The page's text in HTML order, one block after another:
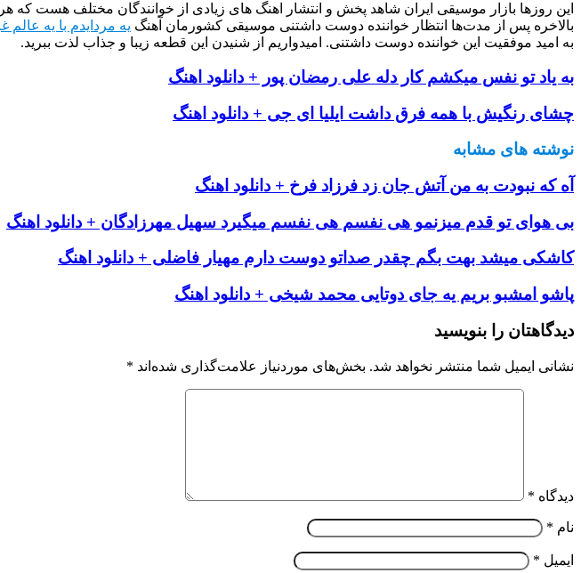
این روزها بازار موسیقی ایران شاهد پخش و انتشار اهنگ های زیادی از خوانندگان مختلف هست که
بالاخره پس از مدت‌ها انتظار خواننده دوست داشتنی موسیقی کشورمان آهنگ یه مردایدم با یه
به امید موفقیت این خواننده دوست داشتنی. امیدواریم از شنیدن این قطعه زیبا و جذاب لذت ببرید.
به یاد تو نفس میکشم کار دله علی رمضان پور + دانلود اهنگ
چشای رنگیش با همه فرق داشت ایلیا ای جی + دانلود اهنگ
نوشته های مشابه
آه که نبودت به من آتش جان زد فرزاد فرخ + دانلود اهنگ
بی هوای تو قدم میزنمو هی نفسم هی نفسم میگیرد سهیل مهرزادگان + دانلود اهنگ
کاشکی میشد بهت بگم چقدر صداتو دوست دارم مهیار فاضلی + دانلود اهنگ
پاشو امشبو بریم یه جای دوتایی محمد شیخی + دانلود اهنگ
دیدگاهتان را بنویسید
نشانی ایمیل شما منتشر نخواهد شد. بخش‌های موردنیاز علامت‌گذاری شده‌اند *
دیدگاه *
نام *
ایمیل *